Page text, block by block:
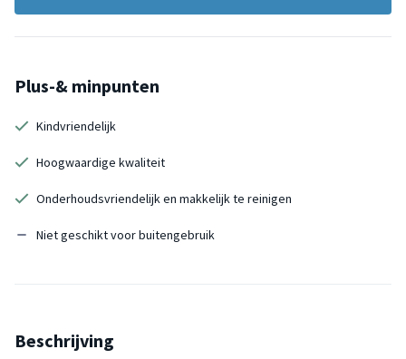
Plus-& minpunten
Kindvriendelijk
Hoogwaardige kwaliteit
Onderhoudsvriendelijk en makkelijk te reinigen
Niet geschikt voor buitengebruik
Beschrijving